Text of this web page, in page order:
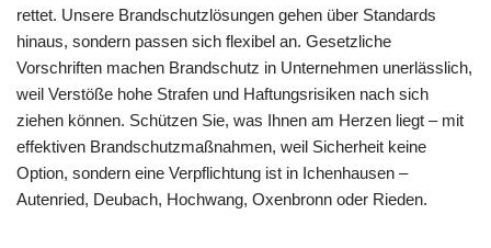
rettet. Unsere Brandschutzlösungen gehen über Standards
hinaus, sondern passen sich flexibel an. Gesetzliche
Vorschriften machen Brandschutz in Unternehmen unerlässlich,
weil Verstöße hohe Strafen und Haftungsrisiken nach sich
ziehen können. Schützen Sie, was Ihnen am Herzen liegt – mit
effektiven Brandschutzmaßnahmen, weil Sicherheit keine
Option, sondern eine Verpflichtung ist in Ichenhausen –
Autenried, Deubach, Hochwang, Oxenbronn oder Rieden.